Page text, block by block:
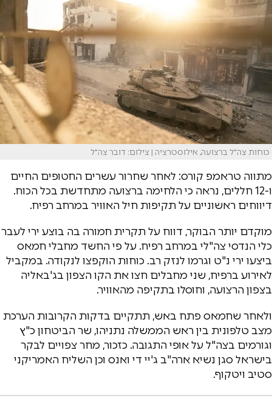
כוחות צה"ל ברצועה, אילוסטרציה | צילום: דובר צה"ל
מתווה טראמפ קורס: לאחר שחרור עשרים החטופים החיים
ו-12 חללים, נראה כי הלחימה ברצועה מתחדשת בכל הכוח.
דיווחים ראשוניים על תקיפות חיל האוויר במרחב רפיח.
מוקדם יותר הבוקר, דווח על תקרית חמורה בה בוצע ירי לעבר
כלי הנדסי צה"לי במרחב רפיח. על פי החשד מחבלי חמאס
ביצעו ירי נ"ט וגרמו לנזק רב. כוחות הוקפצו לנקודה. במקביל
לאירוע ברפיח, שני מחבלים חצו את הקו הצפון בג'באליה
בצפון הרצועה, וחוסלו בתקיפה מהאוויר.
ולאחר שחמאס פתח באש, תתקיים בדקות הקרובות הערכת
מצב טלפונית בין ראש הממשלה נתניהו, שר הביטחון כ"ץ
וגורמים בצה"ל על אופי התגובה. כזכור, מחר צפויים לבקר
בישראל סגן נשיא ארה"ב ג'יי די ואנס וכן השליח האמריקני
סטיב ויטקוף.